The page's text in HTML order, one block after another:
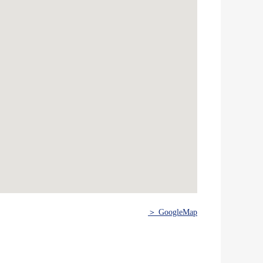
＞ GoogleMap